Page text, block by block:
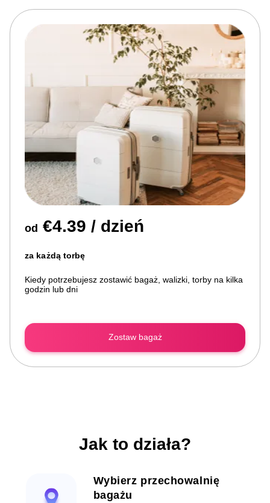
od €4.39 / dzień
za każdą torbę
Kiedy potrzebujesz zostawić bagaż, walizki, torby na kilka
godzin lub dni
Zostaw bagaż
Jak to działa?
Wybierz przechowalnię
bagażu